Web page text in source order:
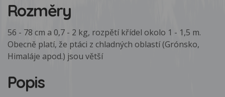
Rozměry
56 - 78 cm a 0,7 - 2 kg, rozpětí křídel okolo 1 - 1,5 m.
Obecně platí, že ptáci z chladných oblastí (Grónsko,
Himaláje apod.) jsou větší
Popis